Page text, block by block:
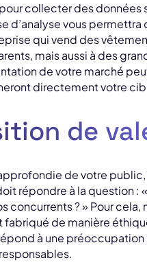
collecter des données
d’analyse vous
qui vend des
mais aussi à des
de votre marché
directement votre
de
de votre
répondre à la question :
? » Pour cela,
fabriqué de manière
à une